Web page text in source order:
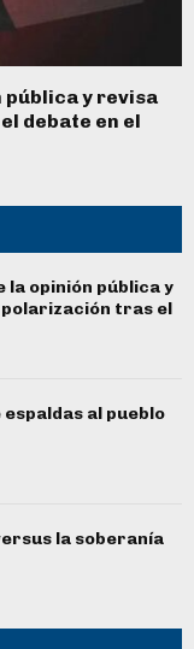
pública y revisa
debate en el
la opinión pública y
tras el
al pueblo
la soberanía